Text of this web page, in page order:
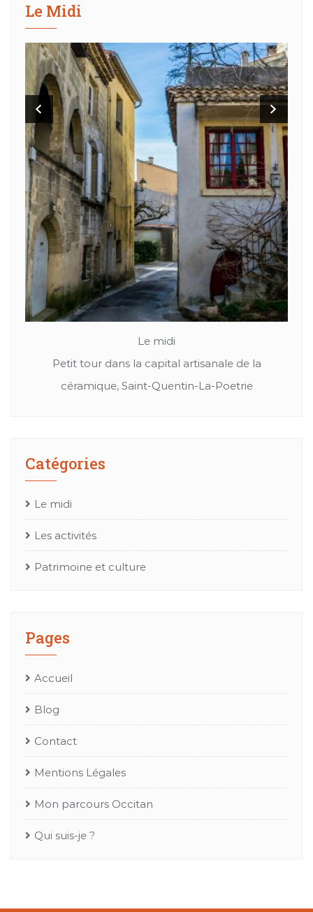
Le Midi
Patrimoine et culture
Cuir, textil ou bien chapeaux: Les merveille de
l’artisanat Occitan
Catégories
Le midi
Les activités
Patrimoine et culture
Pages
Accueil
Blog
Contact
Mentions Légales
Mon parcours Occitan
Qui suis-je ?